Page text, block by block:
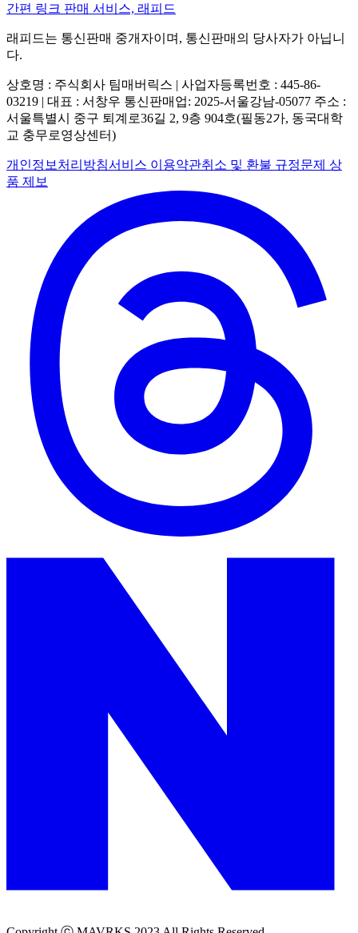
간편 링크 판매 서비스, 래피드
래피드는 통신판매 중개자이며, 통신판매의 당사자가 아닙니
다.
상호명 : 주식회사 팀매버릭스 | 사업자등록번호 : 445-86-
03219 | 대표 : 서창우 통신판매업: 2025-서울강남-05077 주소 :
서울특별시 중구 퇴계로36길 2, 9층 904호(필동2가, 동국대학
교 충무로영상센터)
개인정보처리방침서비스 이용약관취소 및 환불 규정문제 상
품 제보